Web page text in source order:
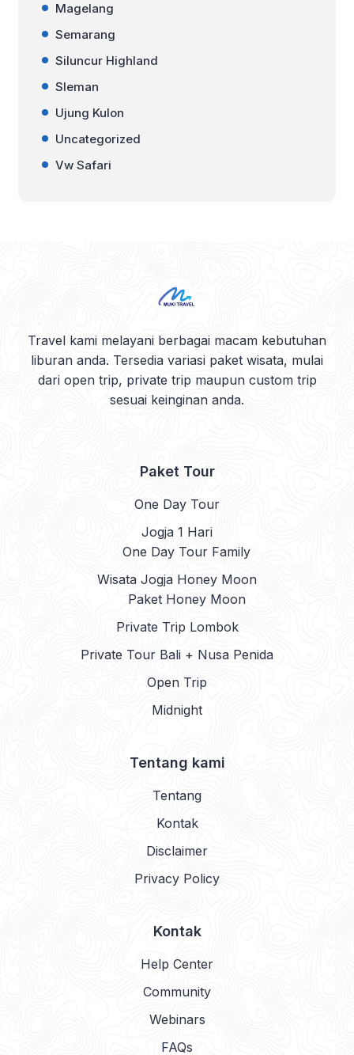
Magelang
Semarang
Siluncur Highland
Sleman
Ujung Kulon
Uncategorized
Vw Safari
Travel kami melayani berbagai macam kebutuhan
liburan anda. Tersedia variasi paket wisata, mulai
dari open trip, private trip maupun custom trip
sesuai keinginan anda.
Paket Tour
One Day Tour
Jogja 1 Hari
One Day Tour Family
Wisata Jogja Honey Moon
Paket Honey Moon
Private Trip Lombok
Private Tour Bali + Nusa Penida
Open Trip
Midnight
Tentang kami
Tentang
Kontak
Disclaimer
Privacy Policy
Kontak
Help Center
Community
Webinars
FAQs